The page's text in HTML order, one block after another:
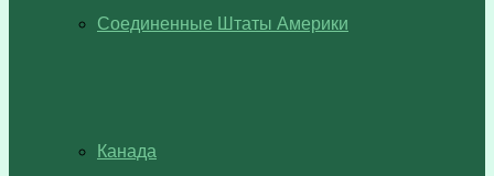
Соединенные Штаты Америки
Канада